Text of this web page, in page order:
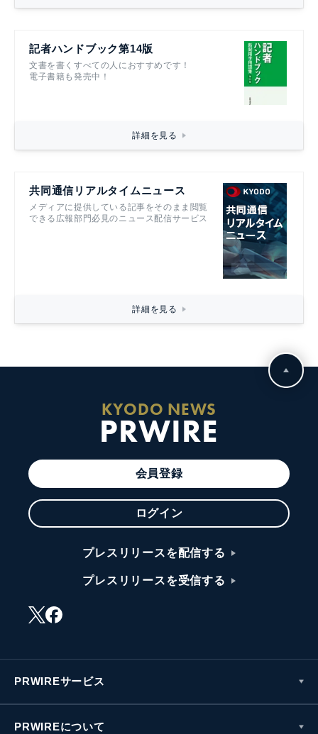
記者ハンドブック第14版
文書を書くすべての人におすすめです！
電子書籍も発売中！
詳細を見る
共同通信リアルタイムニュース
メディアに提供している記事をそのまま閲覧
できる広報部門必見のニュース配信サービス
詳細を見る
KYODO NEWS
PRWIRE
会員登録
ログイン
プレスリリースを配信する
プレスリリースを受信する
PRWIREサービス
PRWIREについて